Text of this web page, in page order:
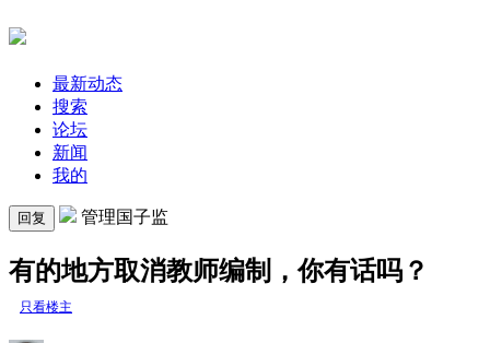
最新动态
搜索
论坛
新闻
我的
回复 管理国子监
有的地方取消教师编制，你有话吗？
只看楼主